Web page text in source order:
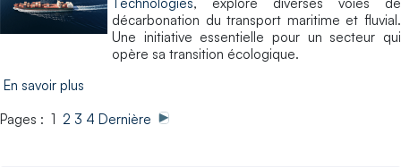
décarbonation du transport maritime et fluvial.
Une initiative essentielle pour un secteur qui
opère sa transition écologique.
En savoir plus
Pages : 1 2 3 4 Dernière